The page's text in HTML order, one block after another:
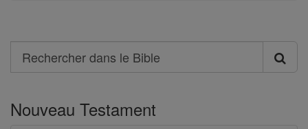
Search
Rechercher
le
Nouveau Testament